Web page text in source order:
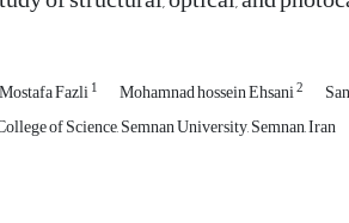
Mostafa Fazli1 Mohamnad hossein Ehsani2
of Science, Semnan University, Semnan, Iran